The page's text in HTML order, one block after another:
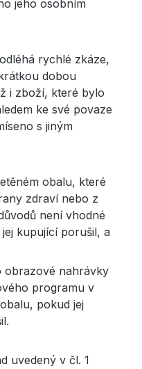
jeho osobním
rychlé zkáze,
dobou
i zboží, které bylo
ke své povaze
s jiným
obalu, které
zdraví nebo z
není vhodné
kupující porušil, a
obrazové nahrávky
programu v
pokud jej
uvedený v čl. 1